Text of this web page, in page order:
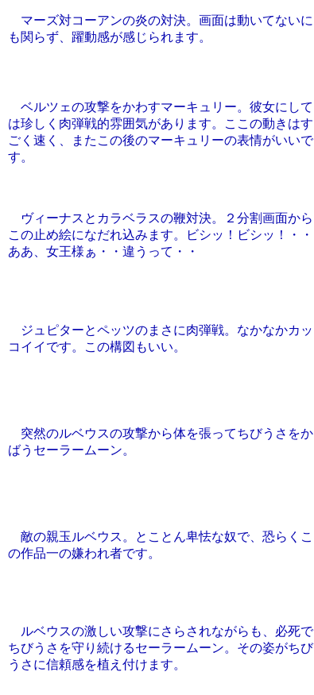
マーズ対コーアンの炎の対決。画面は動いてないに
も関らず、躍動感が感じられます。
ベルツェの攻撃をかわすマーキュリー。彼女にして
は珍しく肉弾戦的雰囲気があります。ここの動きはす
ごく速く、またこの後のマーキュリーの表情がいいで
す。
ヴィーナスとカラベラスの鞭対決。２分割画面から
この止め絵になだれ込みます。ビシッ！ビシッ！・・
ああ、女王様ぁ・・違うって・・
ジュピターとペッツのまさに肉弾戦。なかなかカッ
コイイです。この構図もいい。
突然のルベウスの攻撃から体を張ってちびうさをか
ばうセーラームーン。
敵の親玉ルベウス。とことん卑怯な奴で、恐らくこ
の作品一の嫌われ者です。
ルベウスの激しい攻撃にさらされながらも、必死で
ちびうさを守り続けるセーラームーン。その姿がちび
うさに信頼感を植え付けます。